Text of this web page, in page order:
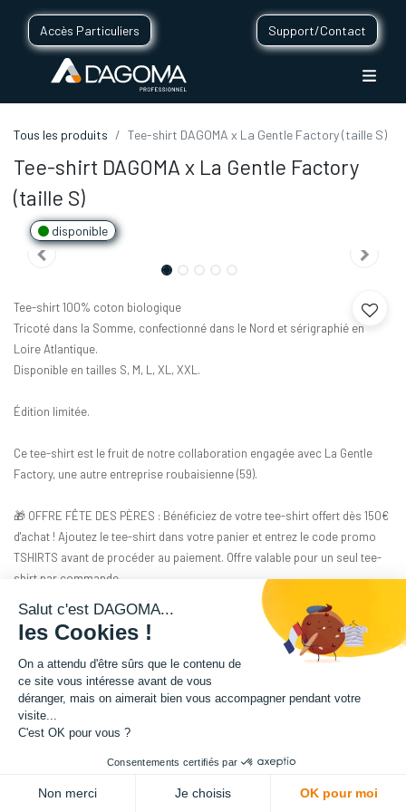
Accès Particuliers Support/Contact
Tous les produits Tee-shirt DAGOMA x La Gentle Factory (taille S)
Tee-shirt DAGOMA x La Gentle Factory
(taille S)
disponible
Tee-shirt 100% coton biologique
Tricoté dans la Somme, confectionné dans le Nord et sérigraphié en
Loire Atlantique.
Disponible en tailles S, M, L, XL, XXL.
Édition limitée.
Ce tee-shirt est le fruit de notre collaboration engagée avec La Gentle
Factory, une autre entreprise roubaisienne (59).
🎁 OFFRE FÊTE DES PÈRES : Bénéficiez de votre tee-shirt offert dès 150€
d'achat ! Ajoutez le tee-shirt dans votre panier et entrez le code promo
TSHIRTS avant de procéder au paiement. Offre valable pour un seul tee-
shirt par commande.
(29,17€ TVA comprise
Salut c'est DAGOMA...
les Cookies !
On a attendu d'être sûrs que le contenu de
ce site vous intéresse avant de vous
déranger, mais on aimerait bien vous accompagner pendant votre
visite...
C'est OK pour vous ?
Consentements certifiés par
Non merci Je choisis OK pour moi